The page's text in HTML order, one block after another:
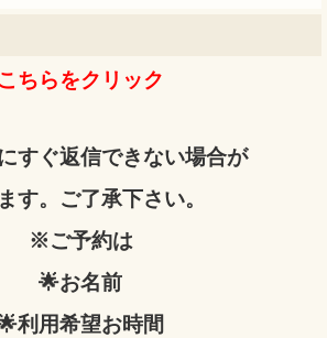
こちらをクリック
すぐ返信できない場合が
す。ご了承下さい。
※ご予約は
🌟お名前
利用希望お時間